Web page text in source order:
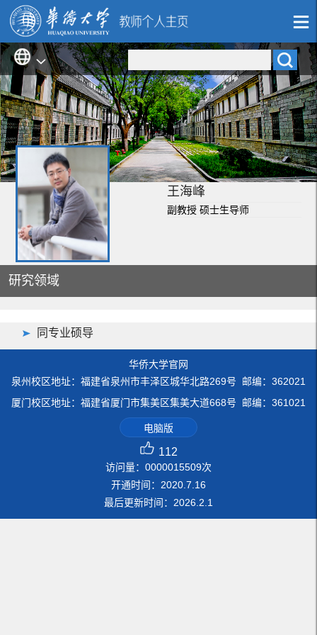
王海峰
副教授 硕士生导师
研究领域
同专业硕导
华侨大学官网
泉州校区地址：福建省泉州市丰泽区城华北路269号 邮编：362021
厦门校区地址：福建省厦门市集美区集美大道668号 邮编：361021
电脑版
112
访问量： 0000015509次
开通时间： 2020 7 16
最后更新时间： 2026 2 1